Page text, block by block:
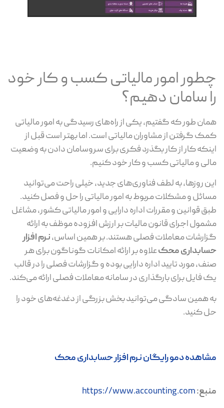
چطور امور مالیاتی کسب و کار خود
را سامان دهیم؟
همان طور که گفتیم، یکی از راه‌های رسیدگی به امور مالیاتی
کمک گرفتن از مشاوران مالیاتی است. اما بهتر است قبل از
اینکه کار از کار بگذرد فکری برای سروسامان دادن به وضعیت
مالی و مالیاتی کسب و کار خود کنیم.
این روزها، به لطف فناوری‌های جدید، خیلی راحت می‌توانید
مسائل و مشکلات مربوط به امور مالیاتی را حل و فصل کنید.
طبق قوانین و مقررات اداره دارایی و امور مالیاتی کشور، مشاغل
مشمول اجرای قانون مالیات بر ارزش افزوده موظف به ارائه
گزارشات معاملات فصلی هستند. بر همین اساس،نرم افزار
حسابداری محکعلاوه بر ارائه امکانات گوناگون برای هر
صنف، مورد تایید اداره دارایی بوده و گزارشات فصلی را در قالب
یک فایل برای بارگذاری در سامانه معاملات فصلی ارائه می‌کند.
به همین سادگی می‌توانید بخش بزرگی از دغدغه‌های خود را
حل کنید.
مشاهده دمو رایگان نرم افزار حسابداری محک
منبع:https://www.accounting.com